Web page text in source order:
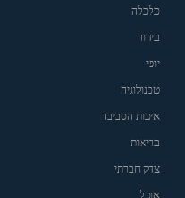
כלכלה
בידור
יופי
טכנולוגיה
איכות הסביבה
בריאות
צדק חברתי
אוכל